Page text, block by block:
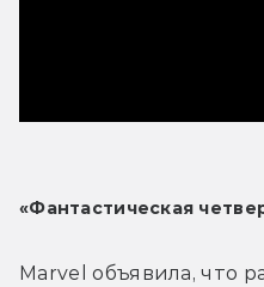
«Фантастическая
Marvel объявила, что